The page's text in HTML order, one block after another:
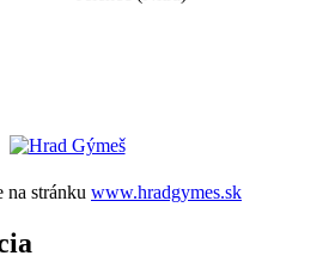
na stránku www.hradgymes.sk